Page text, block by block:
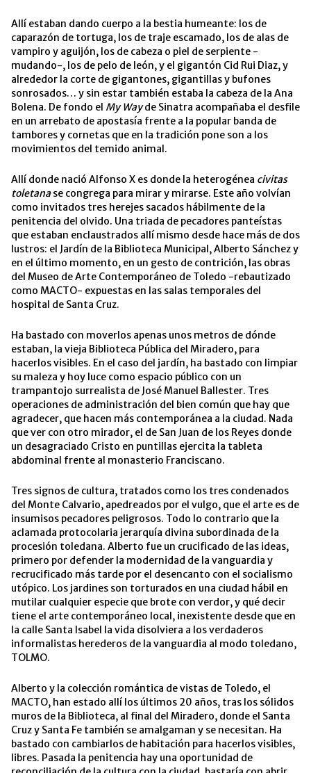
Allí estaban dando cuerpo a la bestia humeante: los de
caparazón de tortuga, los de traje escamado, los de alas de
vampiro y aguijón, los de cabeza o piel de serpiente -
mudando-, los de pelo de león, y el gigantón Cid Rui Diaz, y
alrededor la corte de gigantones, gigantillas y bufones
sonrosados… y sin estar también estaba la cabeza de la Ana
Bolena. De fondo el My Wayde Sinatra acompañaba el desfile
en un arrebato de apostasía frente a la popular banda de
tambores y cornetas que en la tradición pone son a los
movimientos del temido animal.
Allí donde nació Alfonso X es donde la heterogénea civitas
toletanase congrega para mirar y mirarse. Este año volvían
como invitados tres herejes sacados hábilmente de la
penitencia del olvido. Una triada de pecadores panteístas
que estaban enclaustrados allí mismo desde hace más de dos
lustros: el Jardín de la Biblioteca Municipal, Alberto Sánchez y
en el último momento, en un gesto de contrición, las obras
del Museo de Arte Contemporáneo de Toledo -rebautizado
como MACTO- expuestas en las salas temporales del
hospital de Santa Cruz.
Ha bastado con moverlos apenas unos metros de dónde
estaban, la vieja Biblioteca Pública del Miradero, para
hacerlos visibles. En el caso del jardín, ha bastado con limpiar
su maleza y hoy luce como espacio público con un
trampantojo surrealista de José Manuel Ballester. Tres
operaciones de administración del bien común que hay que
agradecer, que hacen más contemporánea a la ciudad. Nada
que ver con otro mirador, el de San Juan de los Reyes donde
un desagraciado Cristo en puntillas ejercita la tableta
abdominal frente al monasterio Franciscano.
Tres signos de cultura, tratados como los tres condenados
del Monte Calvario, apedreados por el vulgo, que el arte es de
insumisos pecadores peligrosos. Todo lo contrario que la
aclamada protocolaria jerarquía divina subordinada de la
procesión toledana. Alberto fue un crucificado de las ideas,
primero por defender la modernidad de la vanguardia y
recrucificado más tarde por el desencanto con el socialismo
utópico. Los jardines son torturados en una ciudad hábil en
mutilar cualquier especie que brote con verdor, y qué decir
tiene el arte contemporáneo local, inexistente desde que en
la calle Santa Isabel la vida disolviera a los verdaderos
informalistas herederos de la vanguardia al modo toledano,
TOLMO.
Alberto y la colección romántica de vistas de Toledo, el
MACTO, han estado allí los últimos 20 años, tras los sólidos
muros de la Biblioteca, al final del Miradero, donde el Santa
Cruz y Santa Fe también se amalgaman y se necesitan. Ha
bastado con cambiarlos de habitación para hacerlos visibles,
libres. Pasada la penitencia hay una oportunidad de